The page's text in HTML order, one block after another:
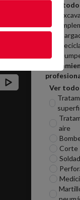
Ver todo
Ver todo
aire
Corte